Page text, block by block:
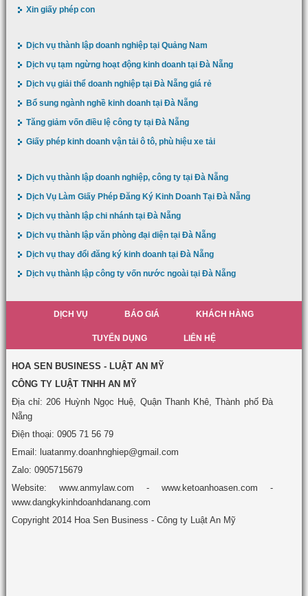
Xin giấy phép con
Dịch vụ thành lập doanh nghiệp tại Quảng Nam
Dịch vụ tạm ngừng hoạt động kinh doanh tại Đà Nẵng
Dịch vụ giải thể doanh nghiệp tại Đà Nẵng giá rẻ
Bổ sung ngành nghề kinh doanh tại Đà Nẵng
Tăng giảm vốn điều lệ công ty tại Đà Nẵng
Giấy phép kinh doanh vận tải ô tô, phù hiệu xe tải
Dịch vụ thành lập doanh nghiệp, công ty tại Đà Nẵng
Dịch Vụ Làm Giấy Phép Đăng Ký Kinh Doanh Tại Đà Nẵng
Dịch vụ thành lập chi nhánh tại Đà Nẵng
Dịch vụ thành lập văn phòng đại diện tại Đà Nẵng
Dịch vụ thay đổi đăng ký kinh doanh tại Đà Nẵng
Dịch vụ thành lập công ty vốn nước ngoài tại Đà Nẵng
DỊCH VỤ BÁO GIÁ KHÁCH HÀNG
TUYỂN DỤNG LIÊN HỆ
HOA SEN BUSINESS - LUẬT AN MỸ
CÔNG TY LUẬT TNHH AN MỸ
Địa chỉ: 206 Huỳnh Ngọc Huệ, Quận Thanh Khê, Thành phố Đà
Nẵng
Điện thoại: 0905 71 56 79
Email: luatanmy.doanhnghiep@gmail.com
Zalo: 0905715679
Website: www.anmylaw.com - www.ketoanhoasen.com -
www.dangkykinhdoanhdanang.com
Copyright 2014 Hoa Sen Business - Công ty Luật An Mỹ